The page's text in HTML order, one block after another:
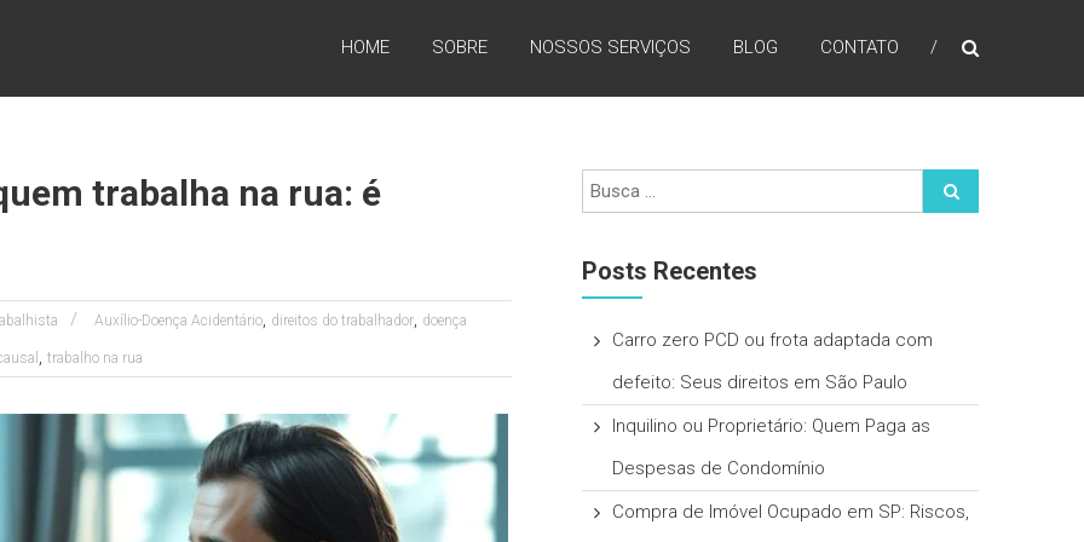
HOME SOBRE NOSSOS SERVIÇOS BLOG CONTATO
trabalha na rua: é
Auxílio-Doença Acidentário, direitos do trabalhador, doença
, trabalho na rua
Posts Recentes
Carro zero PCD ou frota adaptada com
defeito: Seus direitos em São Paulo
Inquilino ou Proprietário: Quem Paga as
Despesas de Condomínio
Compra de Imóvel Ocupado em SP: Riscos,